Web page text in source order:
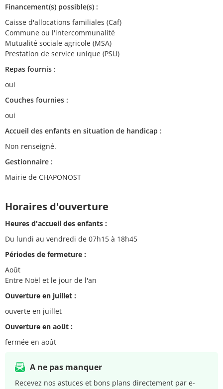
Financement(s) possible(s) :
Caisse d'allocations familiales (Caf)
Commune ou l'intercommunalité
Mutualité sociale agricole (MSA)
Prestation de service unique (PSU)
Repas fournis :
oui
Couches fournies :
oui
Accueil des enfants en situation de handicap :
Non renseigné.
Gestionnaire :
Mairie de CHAPONOST
Horaires d'ouverture
Heures d'accueil des enfants :
Du lundi au vendredi de 07h15 à 18h45
Périodes de fermeture :
Août
Entre Noël et le jour de l'an
Ouverture en juillet :
ouverte en juillet
Ouverture en août :
fermée en août
A ne pas manquer
Recevez nos astuces et bons plans directement par e-